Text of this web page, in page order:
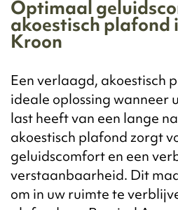
Optimaal
akoestisch plafond
Kroon
Een verlaagd, akoestisch
ideale oplossing wanneer
last heeft van een lange
akoestisch plafond zorgt
geluidscomfort en een
verstaanbaarheid. Dit
om in uw ruimte te